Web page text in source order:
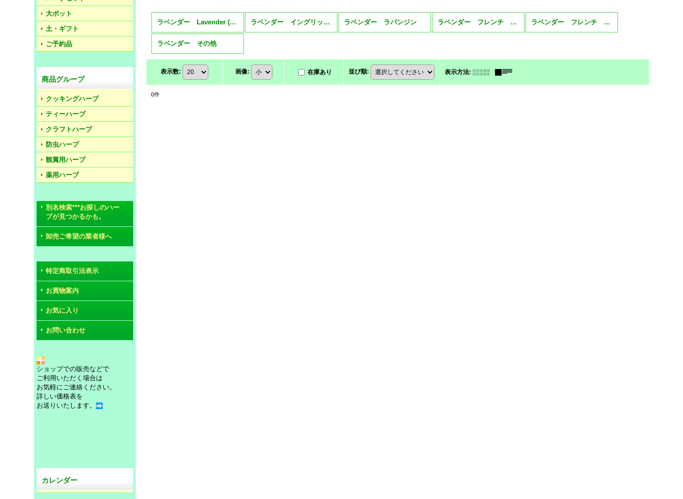
大ポット
土・ギフト
ご予約品
商品グループ
クッキングハーブ
ティーハーブ
クラフトハーブ
防虫ハーブ
観賞用ハーブ
薬用ハーブ
別名検索***お探しのハー
ブが見つかるかも。
卸売ご希望の業者様へ
特定商取引法表示
お買物案内
お気に入り
お問い合わせ
ショップでの販売などで
ご利用いただく場合は
お気軽にご連絡ください。
詳しい価格表を
お送りいたします。
カレンダー
ラベンダー Lavender (全商品) ラベンダー イングリッシュ（コモン） ラベンダー ラバンジン ラベンダー フレンチ ストエカス ラベンダー フレンチ デンタータ
ラベンダー その他
表示数: 画像: 在庫あり 並び順: 表示方法:
0件